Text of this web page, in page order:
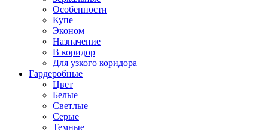
Особенности
Купе
Эконом
Назначение
В коридор
Для узкого коридора
Гардеробные
Цвет
Белые
Светлые
Серые
Темные